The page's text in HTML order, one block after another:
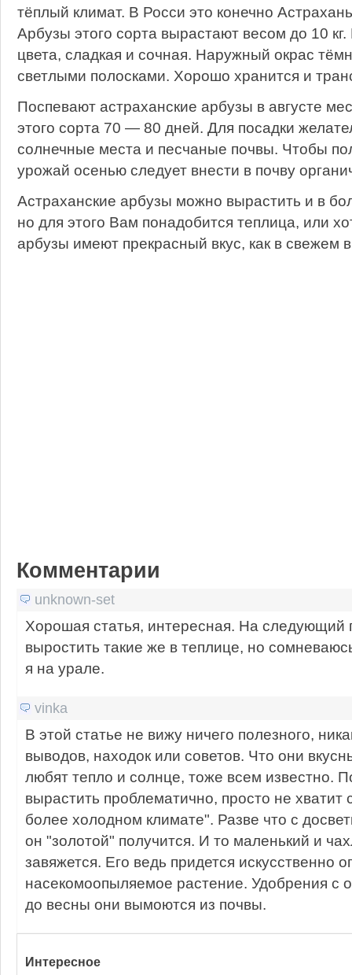
тёплый климат. В Росси это конечно
Арбузы этого сорта вырастают весом до 10 кг.
цвета, сладкая и сочная. Наружный окрас
светлыми полосками. Хорошо хранится и
Поспевают астраханские арбузы в августе
этого сорта 70 — 80 дней. Для посадки
солнечные места и песчаные почвы. Чтобы
урожай осенью следует внести в почву
Астраханские арбузы можно вырастить и в
но для этого Вам понадобится теплица, или
арбузы имеют прекрасный вкус, как в свежем
Комментарии
unknown-set
Хорошая статья, интересная. На следующий
выростить такие же в теплице, но
я на урале.
vinka
В этой статье не вижу ничего полезного,
выводов, находок или советов. Что они
любят тепло и солнце, тоже всем известно.
вырастить проблематично, просто не хватит
более холодном климате". Разве что с
он "золотой" получится. И то маленький и
завяжется. Его ведь придется искусственно
насекомоопыляемое растение. Удобрения с
до весны они вымоются из почвы.
Интересное